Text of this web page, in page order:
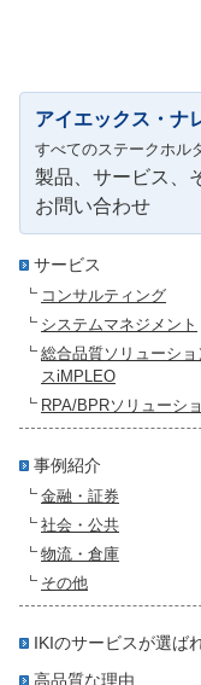
アイエックス・ナ
すべてのステークホル
製品、サービス、
お問い合わせ
サービス
コンサルティング
システムマネジメント
総合品質ソリューシ
スiMPLEO
RPA/BPRソリューシ
事例紹介
金融・証券
社会・公共
物流・倉庫
その他
IKIのサービスが選ば
高品質な理由